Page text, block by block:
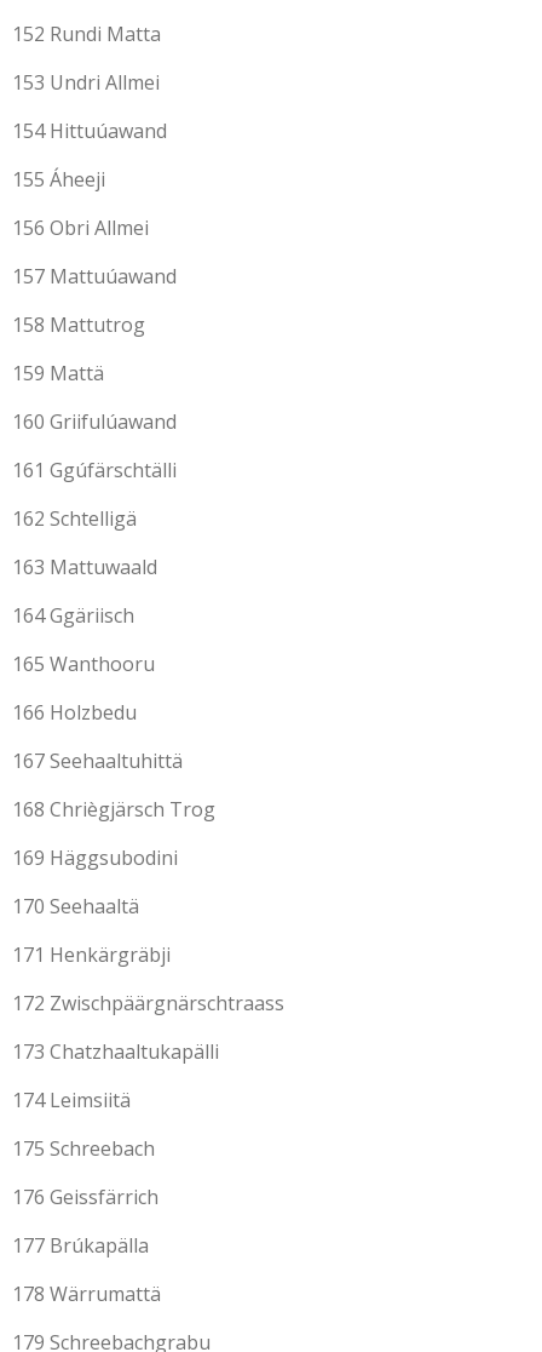
152 Rundi Matta
153 Undri Allmei
154 Hittuúawand
155 Áheeji
156 Obri Allmei
157 Mattuúawand
158 Mattutrog
159 Mattä
160 Griifulúawand
161 Ggúfärschtälli
162 Schtelligä
163 Mattuwaald
164 Ggäriisch
165 Wanthooru
166 Holzbedu
167 Seehaaltuhittä
168 Chriègjärsch Trog
169 Häggsubodini
170 Seehaaltä
171 Henkärgräbji
172 Zwischpäärgnärschtraass
173 Chatzhaaltukapälli
174 Leimsiitä
175 Schreebach
176 Geissfärrich
177 Brúkapälla
178 Wärrumattä
179 Schreebachgrabu